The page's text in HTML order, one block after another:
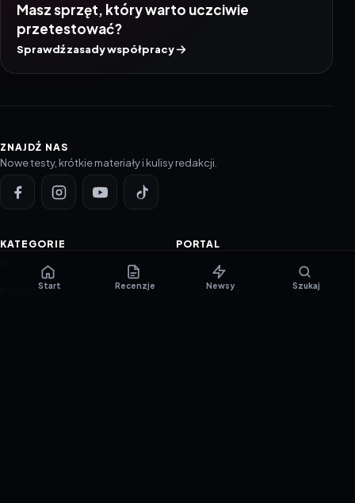
Masz sprzęt, który warto uczciwie
przetestować?
Sprawdź zasady współpracy
ZNAJDŹ NAS
Nowe testy, krótkie materiały i kulisy redakcji.
KATEGORIE
NOWINKI
PORADNIKI
PORTAL
Informacje o ciasteczkach
Polityka prywatności
Start Recenzje Newsy Szukaj